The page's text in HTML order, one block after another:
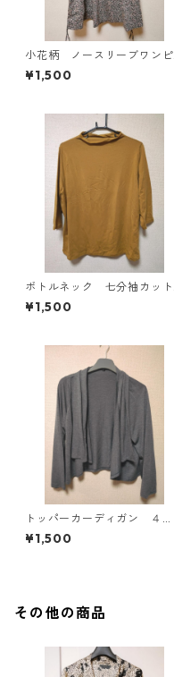
小花柄 ノースリーブワンピ
ース ４Ｌ ブラック KAE-
4819
¥1,500
ボトルネック 七分袖カット
ソー ４Ｌ マスタード KA
E-4816
¥1,500
トッパーカーディガン ４
Ｌ グレー KAE-4814
¥1,500
その他の商品